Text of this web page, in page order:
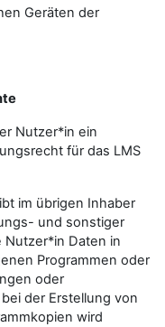
Geräten der
Nutzer*in ein
für das LMS
im übrigen Inhaber
und sonstiger
Nutzer*in Daten in
Programmen oder
oder
der Erstellung von
wird